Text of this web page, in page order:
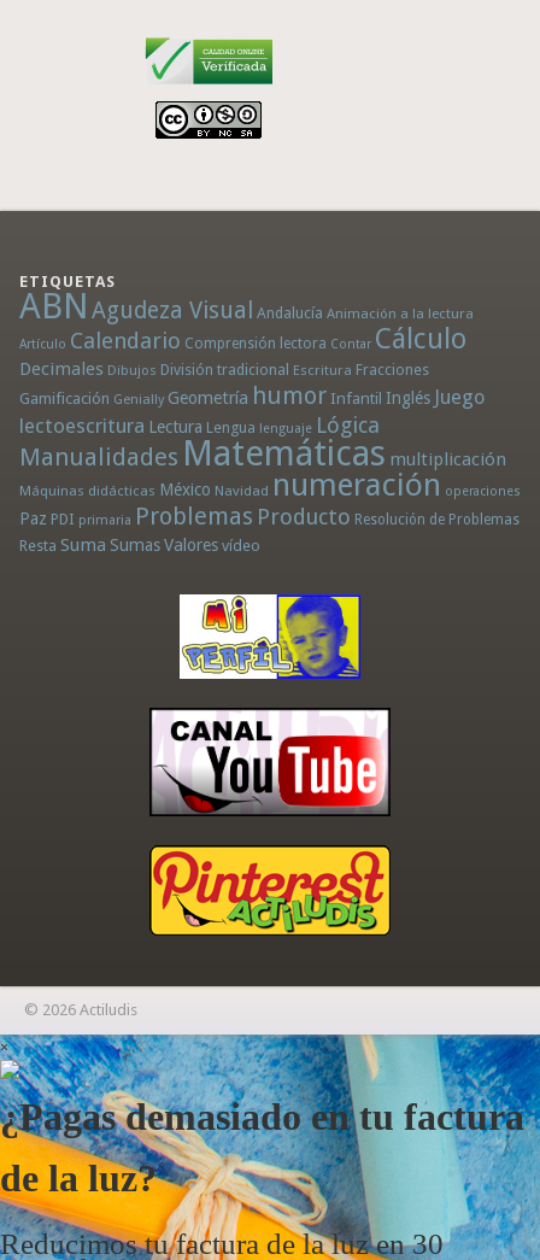
ETIQUETAS
ABN Agudeza Visual Andalucía Animación a la lectura
Artículo Calendario Comprensión lectora Contar Cálculo
Decimales Dibujos División tradicional Escritura Fracciones
Gamificación Genially Geometría humor Infantil Inglés Juego
lectoescritura Lectura Lengua lenguaje Lógica
Manualidades Matemáticas multiplicación
Máquinas didácticas México Navidad numeración operaciones
Paz PDI primaria Problemas Producto Resolución de Problemas
Resta Suma Sumas Valores vídeo
© 2026 Actiludis
×
¿Pagas demasiado en tu factura
de la luz?
Reducimos tu factura de la luz en 30